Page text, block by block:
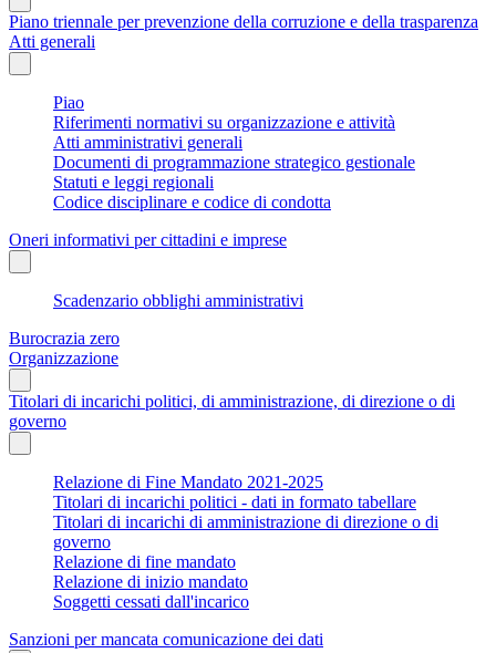
Piano triennale per prevenzione della corruzione e della trasparenza
Atti generali
Piao
Riferimenti normativi su organizzazione e attività
Atti amministrativi generali
Documenti di programmazione strategico gestionale
Statuti e leggi regionali
Codice disciplinare e codice di condotta
Oneri informativi per cittadini e imprese
Scadenzario obblighi amministrativi
Burocrazia zero
Organizzazione
Titolari di incarichi politici, di amministrazione, di direzione o di
governo
Relazione di Fine Mandato 2021-2025
Titolari di incarichi politici - dati in formato tabellare
Titolari di incarichi di amministrazione di direzione o di
governo
Relazione di fine mandato
Relazione di inizio mandato
Soggetti cessati dall'incarico
Sanzioni per mancata comunicazione dei dati